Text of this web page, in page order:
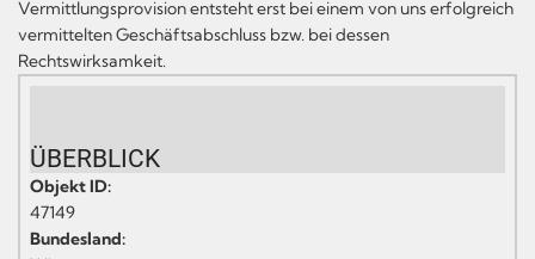
Vermittlungsprovision entsteht erst bei einem von uns erfolgreich
vermittelten Geschäftsabschluss bzw. bei dessen
Rechtswirksamkeit.
ÜBERBLICK
Objekt ID:
47149
Bundesland: